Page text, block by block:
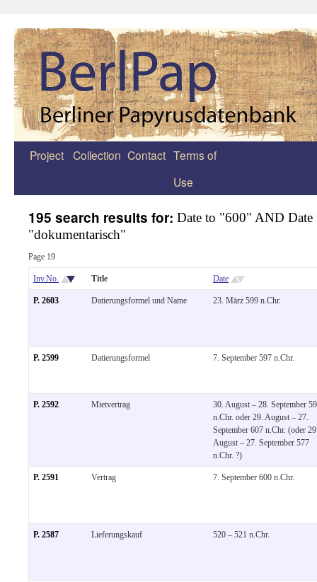
Zum
Project Collection Contact Terms of
Use
195 search results for: Date to "600" AND
"dokumentarisch"
Page 19
Inv.No. Title Date
P. 2603 Datierungsformel und Name 23. März 599 n.Chr.
P. 2599 Datierungsformel 7. September 597 n.Chr.
P. 2592 Mietvertrag
30. August – 28. September
n.Chr. oder 29. August – 27.
September 607 n.Chr. (oder
August – 27. September 577
n.Chr. ?)
P. 2591 Vertrag 7. September 600 n.Chr.
P. 2587 Lieferungskauf 520 – 521 n.Chr.